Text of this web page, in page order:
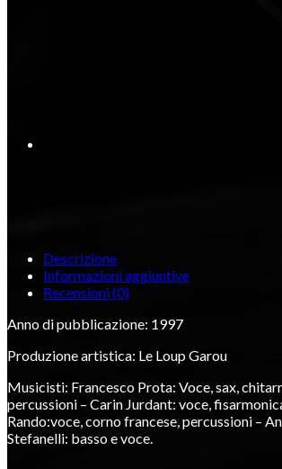
Descrizione
Informazioni aggiuntive
Recensioni (0)
Anno di pubblicazione: 1997
Produzione artistica: Le Loup Garou
Musicisti: Francesco Prota: Voce, sax,
percussioni – Carin Jurdant: voce,
Rando:voce, corno francese, percussioni –
Stefanelli: basso e voce.